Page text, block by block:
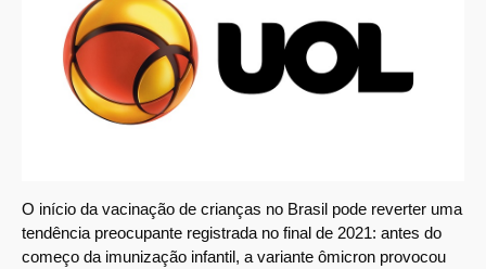
O início da vacinação de crianças no Brasil pode reverter uma
tendência preocupante registrada no final de 2021: antes do
começo da imunização infantil, a variante ômicron provocou